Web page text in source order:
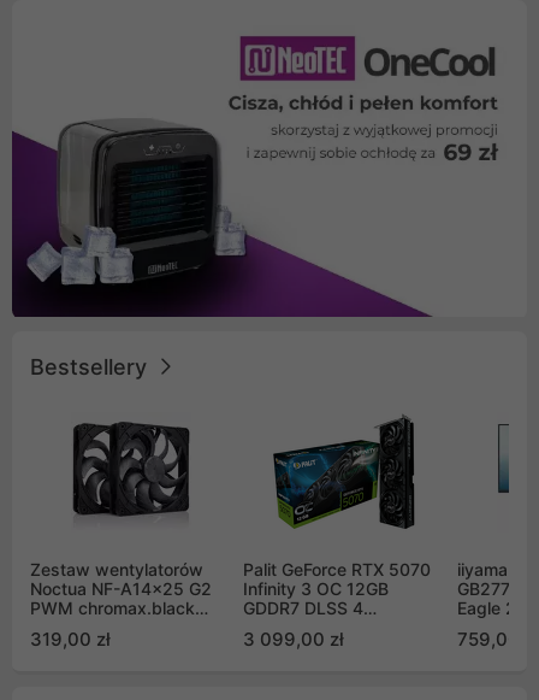
Bestsellery
Zestaw wentylatorów
Noctua NF-A14x25 G2
PWM chromax.black
Push Pull (2szt)
319,00 zł
Palit GeForce RTX 5070
Infinity 3 OC 12GB
GDDR7 DLSS 4
GB2050S)
3 099,00 zł
iiyama G-
Eagle 27"
759,00 zł